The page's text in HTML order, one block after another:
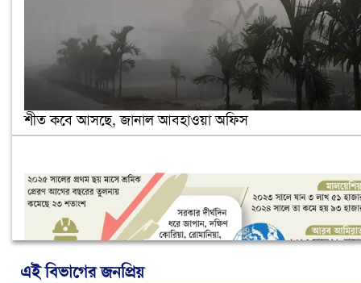
শীত কবে আসছে, জানাল আবহাওয়া অফিস
এই বিভাগের জনপ্রিয়